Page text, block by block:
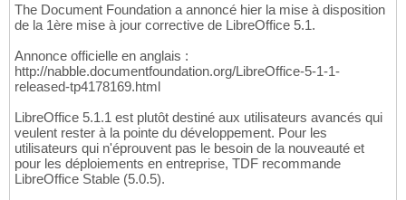
The Document Foundation a annoncé hier la mise à disposition
de la 1ère mise à jour corrective de LibreOffice 5.1.
Annonce officielle en anglais :
http://nabble.documentfoundation.org/LibreOffice-5-1-1-
released-tp4178169.html
LibreOffice 5.1.1 est plutôt destiné aux utilisateurs avancés qui
veulent rester à la pointe du développement. Pour les
utilisateurs qui n'éprouvent pas le besoin de la nouveauté et
pour les déploiements en entreprise, TDF recommande
LibreOffice Stable (5.0.5).